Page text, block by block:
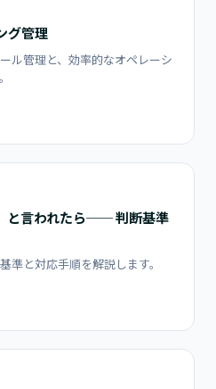
グ管理
ル管理と、効率的なオペレーシ
と言われたら── 判断基準
準と対応手順を解説します。